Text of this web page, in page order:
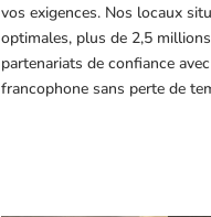
vos exigences. Nos locaux
optimales, plus de 2,5
partenariats de confiance
francophone sans perte de